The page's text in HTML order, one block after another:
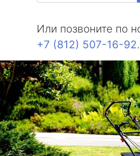
Или позвоните по
+7 (812) 507-16-92.